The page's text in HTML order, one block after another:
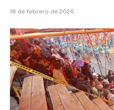
18 de febrero de 2026